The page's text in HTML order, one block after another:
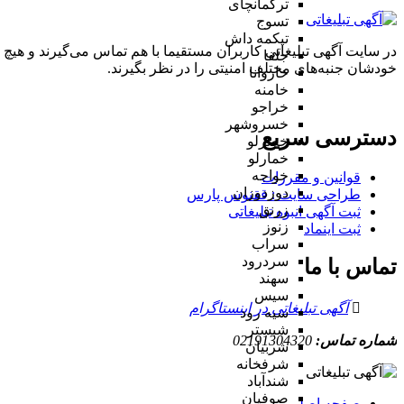
ترکمانچای
تسوج
تیکمه داش
جلفا
خاروانا
خامنه
خراجو
خسروشهر
خضرلو
خمارلو
خواجه
دوزدوزان
زرنق
زنوز
سراب
سردرود
سهند
سیس
سیه رود
شبستر
شربیان
شرفخانه
شندآباد
صوفیان
در سایت آگهی تبلیغاتی کاربران مستقیما با هم تماس می‌گیرند و
خودشان جنبه‌های مختلف امنیتی را در نظر بگیرند.
دسترسی سریع
قوانین و مقررات
طراحی سایت : ققنوس پارس
ثبت آگهی انبوه تبلیغاتی
ثبت اینماد
تماس با ما
آگهی تبلیغاتی در اینستاگرام
شماره تماس: 02191304320